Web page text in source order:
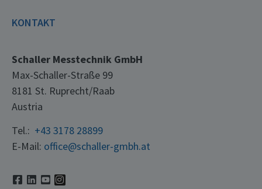
KONTAKT
Schaller Messtechnik GmbH
Max-Schaller-Straße 99
8181 St. Ruprecht/Raab
Austria
Tel.: +43 3178 28899
E-Mail: office@schaller-gmbh.at